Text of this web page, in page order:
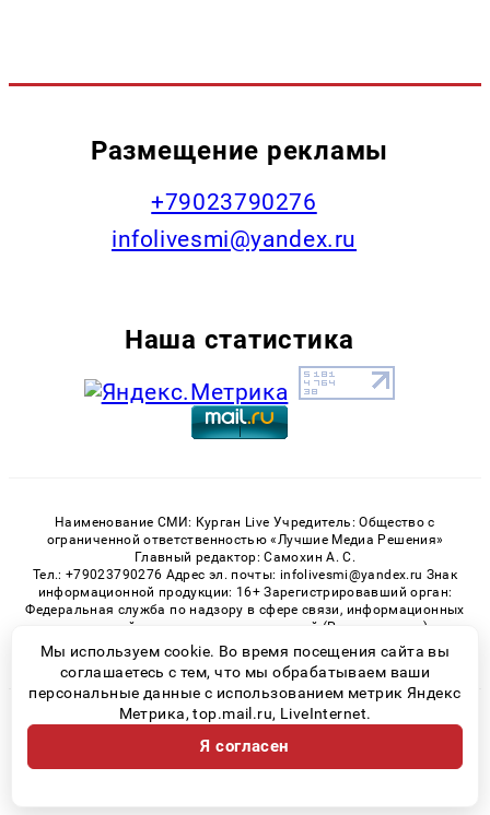
Размещение рекламы
+79023790276
infolivesmi@yandex.ru
Наша статистика
Наименование СМИ: Курган Live Учредитель: Общество с
ограниченной ответственностью «Лучшие Медиа Решения»
Главный редактор: Самохин А. С.
Тел.: +79023790276 Адрес эл. почты: infolivesmi@yandex.ru Знак
информационной продукции: 16+ Зарегистрировавший орган:
Федеральная служба по надзору в сфере связи, информационных
технологий и массовых коммуникаций (Роскомнадзор)
Регистрационный номер СМИ ЭЛ № ФС 77 - 82535 от 21.01.2022
© 2026 «Kurgan-Live» | Все права защищены
Возрастная категория сайта 16+
Политика конфиденциальности
Мы используем cookie. Во время посещения сайта вы
соглашаетесь с тем, что мы обрабатываем ваши
персональные данные с использованием метрик Яндекс
Метрика, top.mail.ru, LiveInternet.
Я согласен